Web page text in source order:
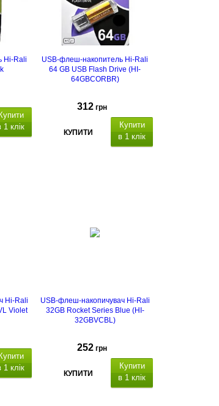
Hi-Rali
Купити
1 клік
USB-флеш-накопитель Hi-Rali
64 GB USB Flash Drive (HI-
64GBCORBR)
312 грн
КУПИТИ
Купити
в 1 клік
Hi-Rali
Violet
Купити
1 клік
USB-флеш-накопичувач Hi-Rali
32GB Rocket Series Blue (HI-
32GBVCBL)
252 грн
КУПИТИ
Купити
в 1 клік